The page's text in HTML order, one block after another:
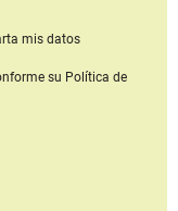
mis datos
su Política de